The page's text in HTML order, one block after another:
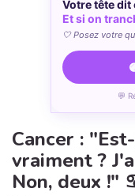
Votre tête
Et si on
🤍 Posez votre
💬
Cancer :
vraiment ?
Non, deux !"